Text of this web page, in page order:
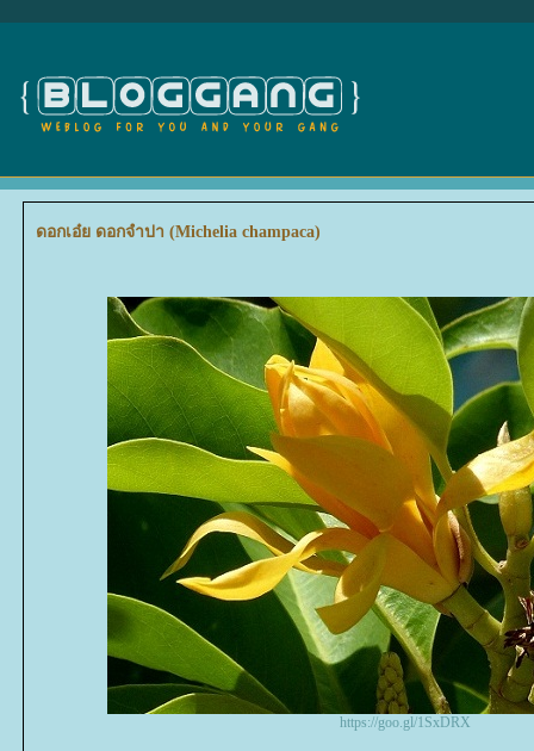
ดอกเอ๋ย ดอกจำปา (Michelia champaca)
https://goo.gl/1SxDRX